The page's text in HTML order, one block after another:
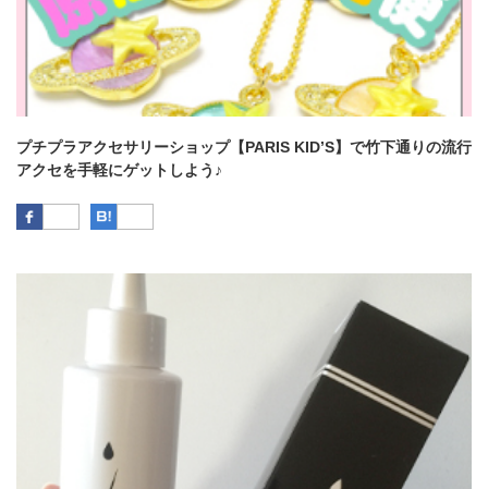
プチプラアクセサリーショップ【PARIS KID’S】で竹下通りの流行
アクセを手軽にゲットしよう♪
Facebook